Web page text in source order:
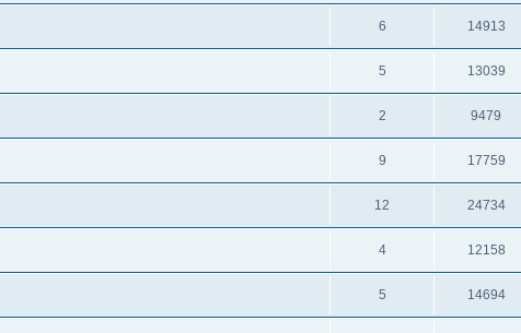
6 14913
5 13039
2 9479
9 17759
12 24734
4 12158
5 14694